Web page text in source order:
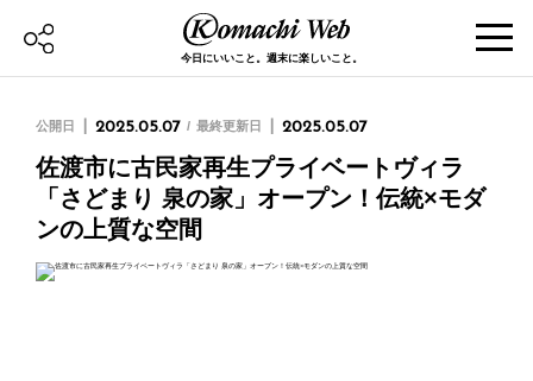
今日にいいこと。週末に楽しいこと。
公開日 2025.05.07 最終更新日 2025.05.07
佐渡市に古民家再生プライベートヴィラ
「さどまり 泉の家」オープン！伝統×モダ
ンの上質な空間